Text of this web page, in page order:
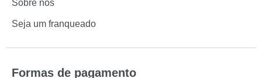
Sobre nós
Seja um franqueado
Formas de pagamento